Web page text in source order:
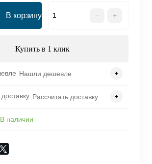
В корзину
Купить в 1 клик
Нашли дешевле
Рассчитать доставку
В наличии